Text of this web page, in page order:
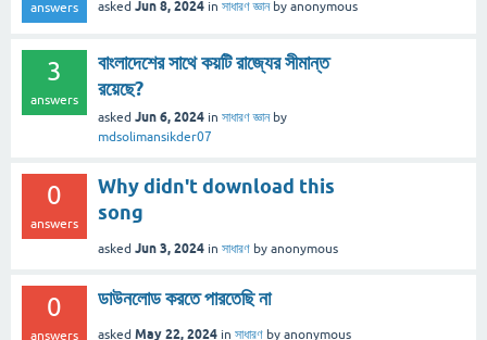
answers asked Jun 8, 2024 in সাধারণ জ্ঞান by anonymous
3
answers
বাংলাদেশের সাথে কয়টি রাজ্যের সীমান্ত
রয়েছে?
asked Jun 6, 2024 in সাধারণ জ্ঞান by
mdsolimansikder07
0
answers
Why didn't download this
song
asked Jun 3, 2024 in সাধারণ by anonymous
0
answers
ডাউনলোড করতে পারতেছি না
asked May 22, 2024 in সাধারণ by anonymous